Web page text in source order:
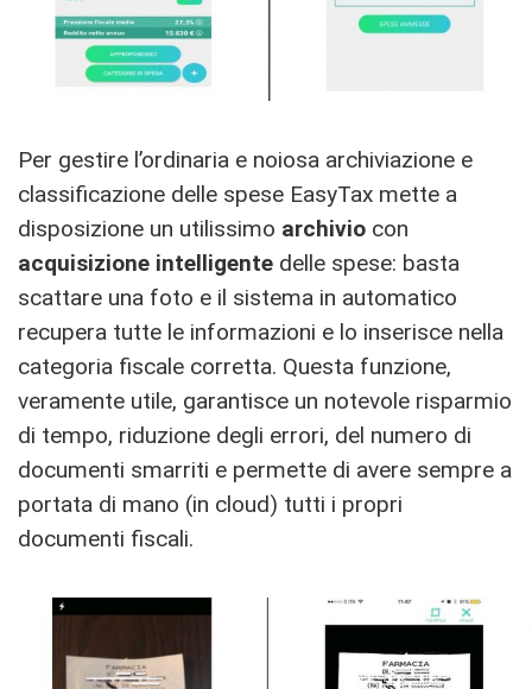
Per gestire l’ordinaria e noiosa archiviazione e
classificazione delle spese EasyTax mette a
disposizione un utilissimo archivio con
acquisizione intelligente delle spese: basta
scattare una foto e il sistema in automatico
recupera tutte le informazioni e lo inserisce nella
categoria fiscale corretta. Questa funzione,
veramente utile, garantisce un notevole risparmio
di tempo, riduzione degli errori, del numero di
documenti smarriti e permette di avere sempre a
portata di mano (in cloud) tutti i propri
documenti fiscali.